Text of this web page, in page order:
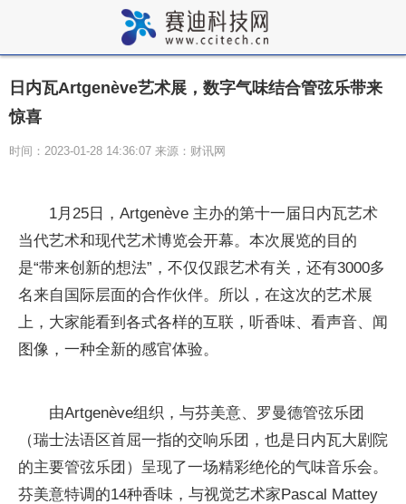
日内瓦Artgenève艺术展，数字气味结合管弦乐带来
惊喜
时间：2023-01-28 14:36:07 来源：财讯网
1月25日，Artgenève 主办的第十一届日内瓦艺术
当代艺术和现代艺术博览会开幕。本次展览的目的
是“带来创新的想法”，不仅仅跟艺术有关，还有3000多
名来自国际层面的合作伙伴。所以，在这次的艺术展
上，大家能看到各式各样的互联，听香味、看声音、闻
图像，一种全新的感官体验。
由Artgenève组织，与芬美意、罗曼德管弦乐团
（瑞士法语区首屈一指的交响乐团，也是日内瓦大剧院
的主要管弦乐团）呈现了一场精彩绝伦的气味音乐会。
芬美意特调的14种香味，与视觉艺术家Pascal Mattey